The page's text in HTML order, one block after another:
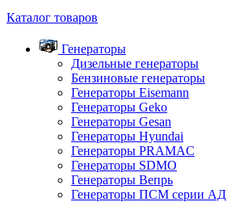
Каталог товаров
Генераторы
Дизельные генераторы
Бензиновые генераторы
Генераторы Eisemann
Генераторы Geko
Генераторы Gesan
Генераторы Hyundai
Генераторы PRAMAC
Генераторы SDMO
Генераторы Вепрь
Генераторы ПСМ серии АД